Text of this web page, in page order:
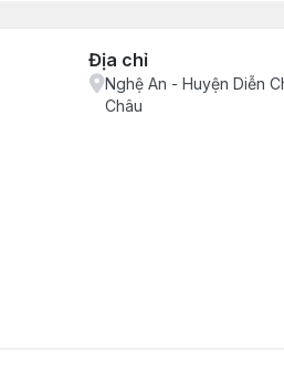
Địa chỉ
Nghệ An - Huyện Diễn
Châu